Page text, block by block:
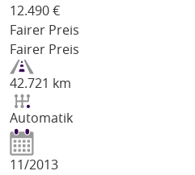
12.490 €
Fairer Preis
Fairer Preis
42.721 km
Automatik
11/2013